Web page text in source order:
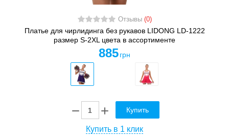
Отзывы (0)
Платье для чирлидинга без рукавов LIDONG LD-1222
размер S-2XL цвета в ассортименте
885 грн
Купить
Купить в 1 клик